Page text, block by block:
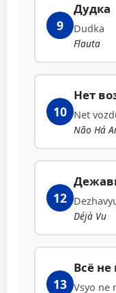
9
Дудка
Dudka
Flauta
10
Нет
Net
Não Há
12
Déjà Vu
13
Всё не
Vsyo ne